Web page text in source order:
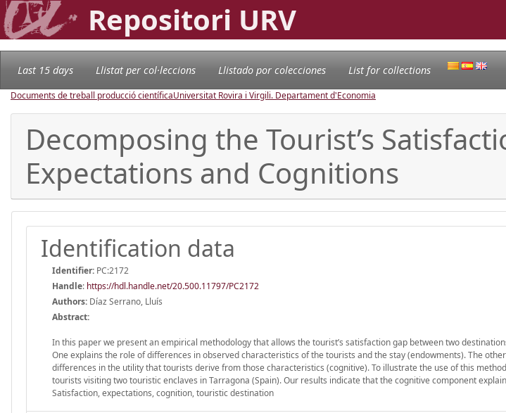
Repositori URV
Last 15 days Llistat per col·leccions Llistado por colecciones List for collections
Documents de treball producció científicaUniversitat Rovira i Virgili. Departament d'Economia
Decomposing the Tourist’s
Expectations and Cognitions
Identification data
Identifier: PC:2172
Handle: https://hdl.handle.net/20.500.11797/PC2172
Authors: Díaz Serrano, Lluís
Abstract:
In this paper we present an empirical methodology that allows the tourist’s satisfaction gap between two
One explains the role of differences in observed characteristics of the tourists and the stay (endowments). The
differences in the utility that tourists derive from those characteristics (cognitive). To illustrate the use of this
tourists visiting two touristic enclaves in Tarragona (Spain). Our results indicate that the cognitive component
Satisfaction, expectations, cognition, touristic destination